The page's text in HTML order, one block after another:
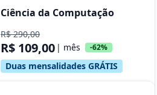
Ciência da Computação
R$ 290,00
R$ 109,00 | mês -62%
Duas mensalidades GRÁTIS